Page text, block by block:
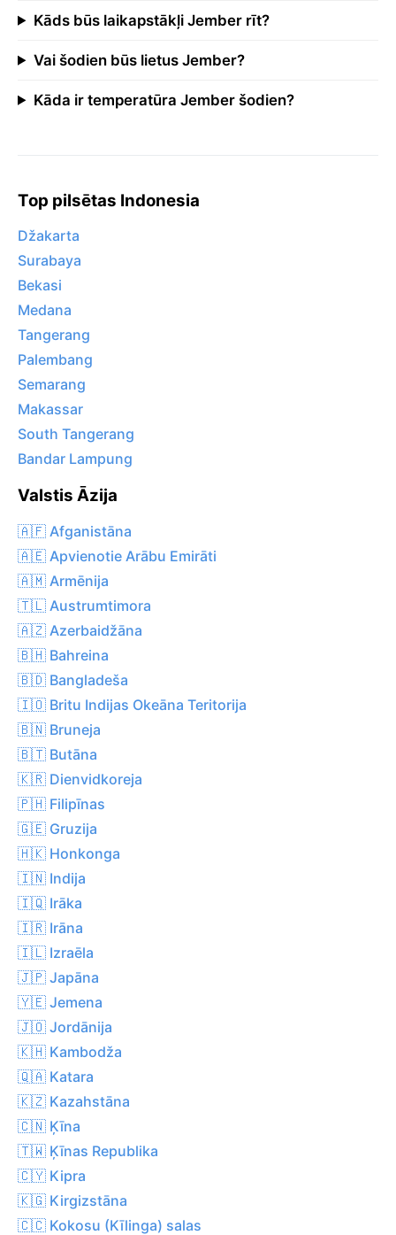
Kāds būs laikapstākļi Jember rīt?
Vai šodien būs lietus Jember?
Kāda ir temperatūra Jember šodien?
Top pilsētas Indonesia
Džakarta
Surabaya
Bekasi
Medana
Tangerang
Palembang
Semarang
Makassar
South Tangerang
Bandar Lampung
Valstis Āzija
🇦🇫 Afganistāna
🇦🇪 Apvienotie Arābu Emirāti
🇦🇲 Armēnija
🇹🇱 Austrumtimora
🇦🇿 Azerbaidžāna
🇧🇭 Bahreina
🇧🇩 Bangladeša
🇮🇴 Britu Indijas Okeāna Teritorija
🇧🇳 Bruneja
🇧🇹 Butāna
🇰🇷 Dienvidkoreja
🇵🇭 Filipīnas
🇬🇪 Gruzija
🇭🇰 Honkonga
🇮🇳 Indija
🇮🇶 Irāka
🇮🇷 Irāna
🇮🇱 Izraēla
🇯🇵 Japāna
🇾🇪 Jemena
🇯🇴 Jordānija
🇰🇭 Kambodža
🇶🇦 Katara
🇰🇿 Kazahstāna
🇨🇳 Ķīna
🇹🇼 Ķīnas Republika
🇨🇾 Kipra
🇰🇬 Kirgizstāna
🇨🇨 Kokosu (Kīlinga) salas